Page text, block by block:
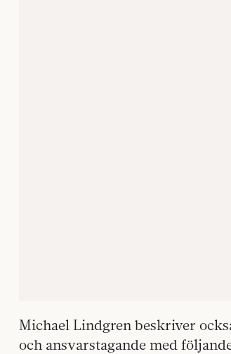
Michael Lindgren beskriver
och ansvarstagande med